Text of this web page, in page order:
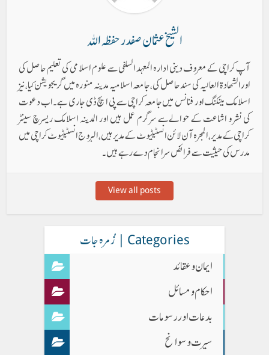
الشیخ عثمان صفدر حفظہ اللہ
آپ کراچی کے معروف دینی ادارہ المعہد السلفی سے علوم اسلامی کی تعلیم حاصل کی
اورالشھادۃ العالیہ کی سند حاصل کی، جامعہ اسلامیہ مدینہ منورہ میں گریجویشن کیا، نیز
اسلامک بینکنگ اور فنانس میں جامعہ کراچی سے پی ایچ ڈی جاری ہے۔ اب دعوت
کی نشر و اشاعت کے حوالےسے سرگرم عمل ہیں اور المدینہ اسلامک ریسرچ سینٹر
کراچی کے مدیر ، الھجرہ آن لائن انسٹیٹیوٹ کے مدیر ہیں ، البروج انسٹیٹیوٹ کراچی میں
مدرس کی حیثیت سے فرائض سرانجام دے رہے ہیں۔
View all posts
Categories | زُمرہ جات
ایمان وعقائد
احکام و مسائل
بدعات اور رسومات
سیرت و سوانح